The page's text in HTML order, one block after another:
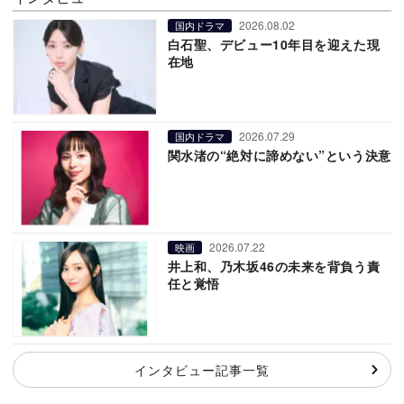
国内ドラマ 2026.08.02
白石聖、デビュー10年目を迎えた現
在地
国内ドラマ 2026.07.29
関水渚の“絶対に諦めない”という決意
映画 2026.07.22
井上和、乃木坂46の未来を背負う責
任と覚悟
インタビュー記事一覧